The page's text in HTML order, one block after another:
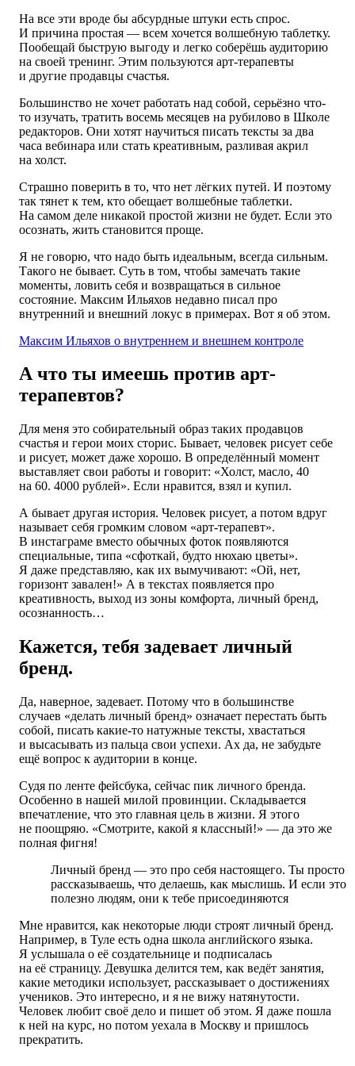
На все эти вроде бы абсурдные штуки есть спрос.
И причина простая — всем хочется волшебную таблетку.
Пообещай быструю выгоду и легко соберёшь аудиторию
на своей тренинг. Этим пользуются арт-терапевты
и другие продавцы счастья.
Большинство не хочет работать над собой, серьёзно что-
то изучать, тратить восемь месяцев на рубилово в Школе
редакторов. Они хотят научиться писать тексты за два
часа вебинара или стать креативным, разливая акрил
на холст.
Страшно поверить в то, что нет лёгких путей. И поэтому
так тянет к тем, кто обещает волшебные таблетки.
На самом деле никакой простой жизни не будет. Если это
осознать, жить становится проще.
Я не говорю, что надо быть идеальным, всегда сильным.
Такого не бывает. Суть в том, чтобы замечать такие
моменты, ловить себя и возвращаться в сильное
состояние. Максим Ильяхов недавно писал про
внутренний и внешний локус в примерах. Вот я об этом.
Максим Ильяхов о внутреннем и внешнем контроле
А что ты имеешь против арт-
терапевтов?
Для меня это собирательный образ таких продавцов
счастья и герои моих сторис. Бывает, человек рисует себе
и рисует, может даже хорошо. В определённый момент
выставляет свои работы и говорит: «Холст, масло, 40
на 60. 4000 рублей». Если нравится, взял и купил.
А бывает другая история. Человек рисует, а потом вдруг
называет себя громким словом «арт-терапевт».
В инстаграме вместо обычных фоток появляются
специальные, типа «сфоткай, будто нюхаю цветы».
Я даже представляю, как их вымучивают: «Ой, нет,
горизонт завален!» А в текстах появляется про
креативность, выход из зоны комфорта, личный бренд,
осознанность…
Кажется, тебя задевает личный
бренд.
Да, наверное, задевает. Потому что в большинстве
случаев «делать личный бренд» означает перестать быть
собой, писать какие-то натужные тексты, хвастаться
и высасывать из пальца свои успехи. Ах да, не забудьте
ещё вопрос к аудитории в конце.
Судя по ленте фейсбука, сейчас пик личного бренда.
Особенно в нашей милой провинции. Складывается
впечатление, что это главная цель в жизни. Я этого
не поощряю. «Смотрите, какой я классный!» — да это же
полная фигня!
Личный бренд — это про себя настоящего. Ты просто
рассказываешь, что делаешь, как мыслишь. И если это
полезно людям, они к тебе присоединяются
Мне нравится, как некоторые люди строят личный бренд.
Например, в Туле есть одна школа английского языка.
Я услышала о её создательнице и подписалась
на её страницу. Девушка делится тем, как ведёт занятия,
какие методики использует, рассказывает о достижениях
учеников. Это интересно, и я не вижу натянутости.
Человек любит своё дело и пишет об этом. Я даже пошла
к ней на курс, но потом уехала в Москву и пришлось
прекратить.